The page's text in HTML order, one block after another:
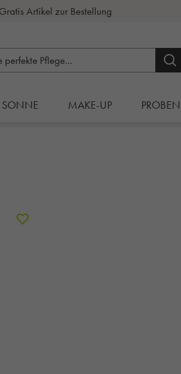
Kauf auf Rechnung
SONNE MAKE-UP PROBEN